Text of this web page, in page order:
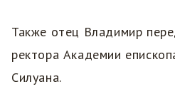
Также отец Владимир
ректора Академии
Силуана.